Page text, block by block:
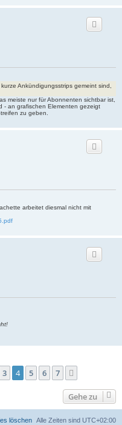
Ankündigungsstrips gemeint sind,
meiste nur für Abonnenten sichtbar ist,
- an grafischen Elementen gezeigt
zu geben.
arbeitet diesmal nicht mit
3 4 5 6 7
Gehe zu
Alle Zeiten sind UTC+02:00
löschen